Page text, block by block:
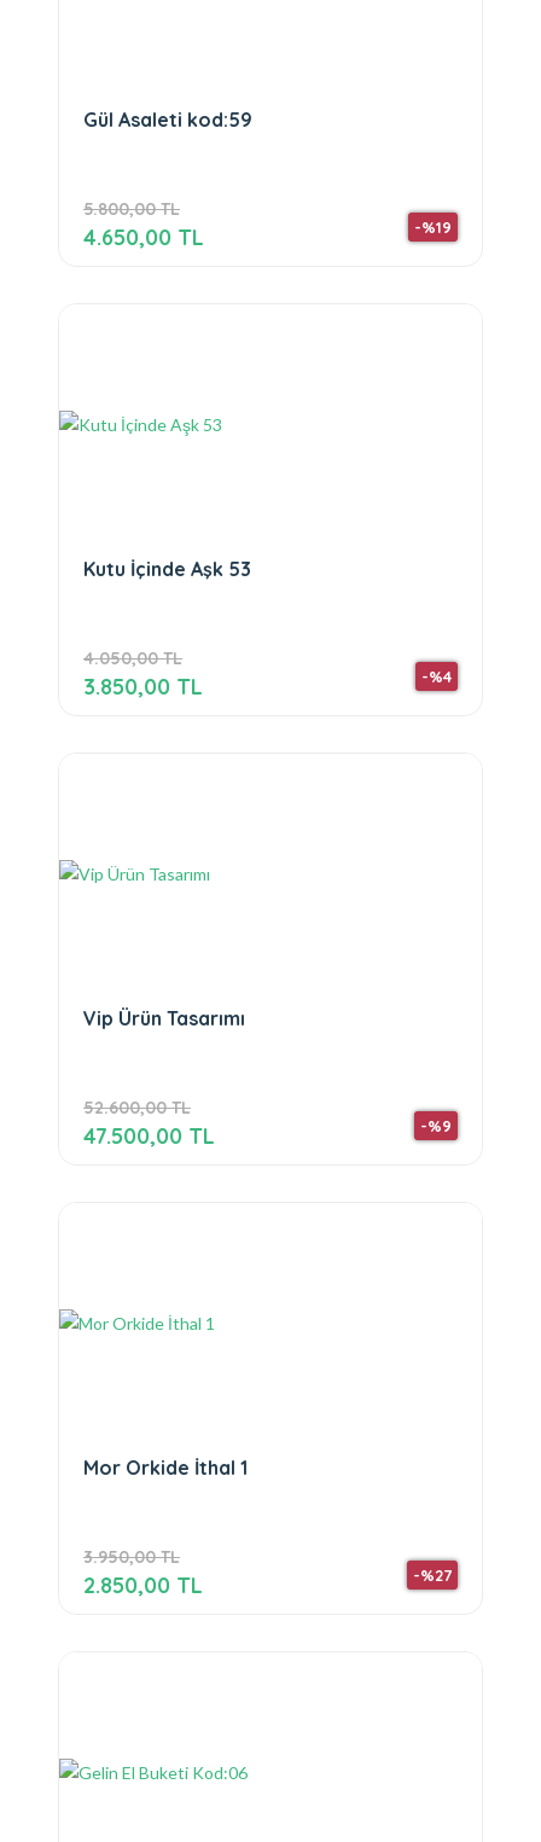
Gül Asaleti kod:59
5.800,00 TL
-%19
4.650,00 TL
Kutu İçinde Aşk 53
4.050,00 TL
-%4
3.850,00 TL
Vip Ürün Tasarımı
52.600,00 TL
-%9
47.500,00 TL
Mor Orkide İthal 1
3.950,00 TL
-%27
2.850,00 TL